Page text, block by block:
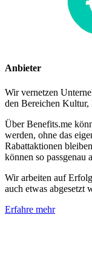
Anbieter
Wir vernetzen
den Bereichen
Über Benefits.me
werden, ohne das
Rabattaktionen
können so passgenau
Wir arbeiten auf
auch etwas abgesetzt
Erfahre mehr